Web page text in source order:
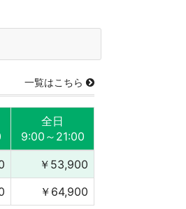
一覧はこちら
全日
9:00～21:00
￥53,900
￥64,900